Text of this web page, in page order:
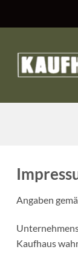
Angaben
Kaufhaus